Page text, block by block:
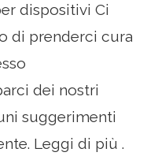
dispositivi Ci
di prenderci cura
dei nostri
suggerimenti
Leggi di più .